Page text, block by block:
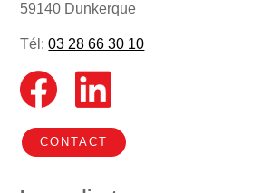
59140 Dunkerque
Tél:03 28 66 30 10
CONTACT